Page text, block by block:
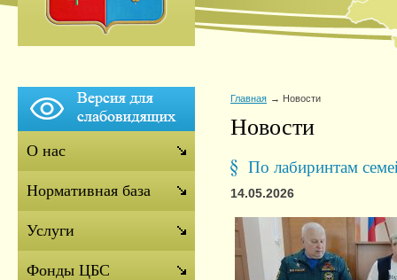
Главная Новости
Новости
По лабиринтам
14.05.2026
О нас
Нормативная база
Услуги
Фонды ЦБС